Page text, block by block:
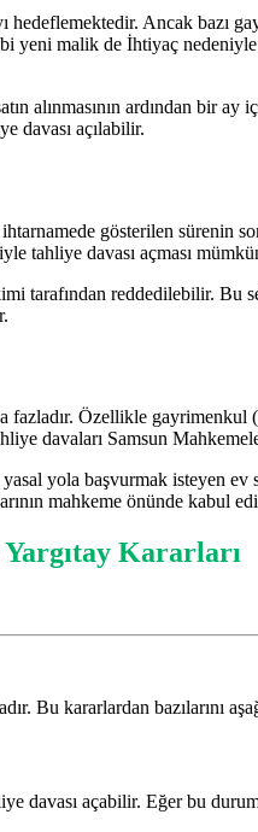
Ancak bazı
malik de İhtiyaç
alınmasının ardından bir
davası açılabilir.
gösterilen sürenin
tahliye davası açması
tarafından reddedilebilir. Bu
Özellikle gayrimenkul
davaları Samsun
yola başvurmak isteyen ev
mahkeme önünde kabul
Kararları
Bu kararlardan bazılarını
açabilir. Eğer bu